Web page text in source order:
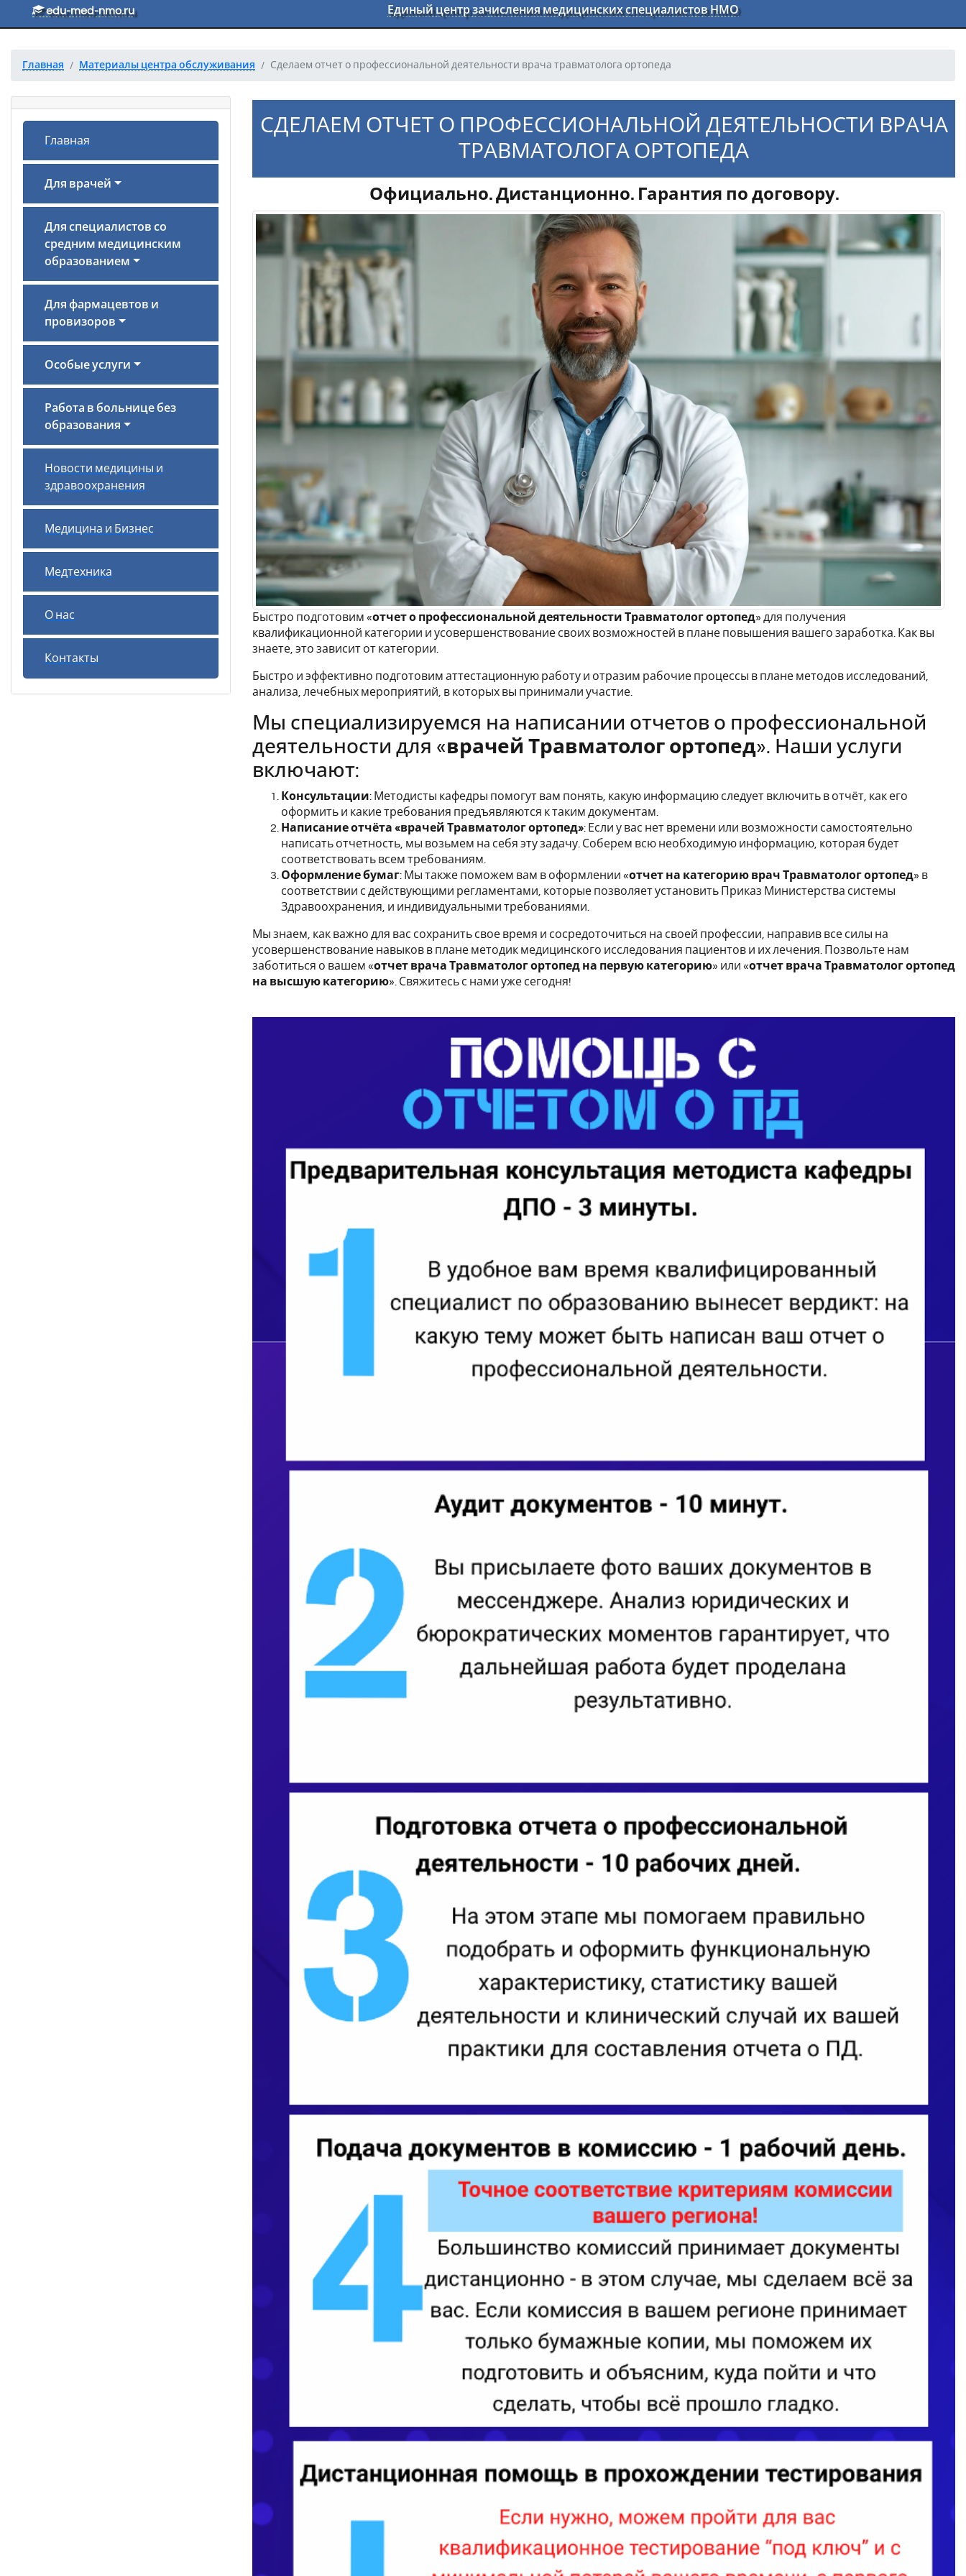
Перейти к основному тексту
edu-med-nmo.ru Единый центр зачисления медицинских специалистов НМО
Главная Материалы центра обслуживания Сделаем отчет о профессиональной деятельности врача травматолога ортопеда
Главная
Для врачей
Для специалистов со
средним медицинским
образованием
Для фармацевтов и
провизоров
Особые услуги
Работа в больнице без
образования
Новости медицины и
здравоохранения
Медицина и Бизнес
Медтехника
О нас
Контакты
СДЕЛАЕМ ОТЧЕТ О ПРОФЕССИОНАЛЬНОЙ ДЕЯТЕЛЬНОСТИ ВРАЧА
ТРАВМАТОЛОГА ОРТОПЕДА
Официально. Дистанционно. Гарантия по договору.
Быстро подготовим «отчет о профессиональной деятельности Травматолог ортопед» для получения
квалификационной категории и усовершенствование своих возможностей в плане повышения вашего заработка. Как вы
знаете, это зависит от категории.
Быстро и эффективно подготовим аттестационную работу и отразим рабочие процессы в плане методов исследований,
анализа, лечебных мероприятий, в которых вы принимали участие.
Мы специализируемся на написании отчетов о профессиональной
деятельности для «врачей Травматолог ортопед». Наши услуги
включают:
Консультации: Методисты кафедры помогут вам понять, какую информацию следует включить в отчёт, как его
оформить и какие требования предъявляются к таким документам.
Написание отчёта «врачей Травматолог ортопед»: Если у вас нет времени или возможности самостоятельно
написать отчетность, мы возьмем на себя эту задачу. Соберем всю необходимую информацию, которая будет
соответствовать всем требованиям.
Оформление бумаг: Мы также поможем вам в оформлении «отчет на категорию врач Травматолог ортопед» в
соответствии с действующими регламентами, которые позволяет установить Приказ Министерства системы
Здравоохранения, и индивидуальными требованиями.
Мы знаем, как важно для вас сохранить свое время и сосредоточиться на своей профессии, направив все силы на
усовершенствование навыков в плане методик медицинского исследования пациентов и их лечения. Позвольте нам
заботиться о вашем «отчет врача Травматолог ортопед на первую категорию» или «отчет врача Травматолог ортопед
на высшую категорию». Свяжитесь с нами уже сегодня!